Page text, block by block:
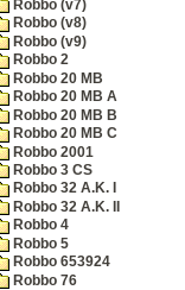
Robbo (v7)
Robbo (v8)
Robbo (v9)
Robbo 2
Robbo 20 MB
Robbo 20 MB A
Robbo 20 MB B
Robbo 20 MB C
Robbo 2001
Robbo 3 CS
Robbo 32 A.K. I
Robbo 32 A.K. II
Robbo 4
Robbo 5
Robbo 653924
Robbo 76